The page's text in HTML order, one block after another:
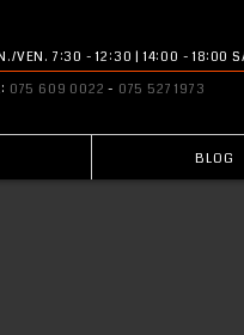
BLOG
VEN. 7:30 - 12:30 | 14:00 - 18:00
075 609 0022 - 075 527 1973